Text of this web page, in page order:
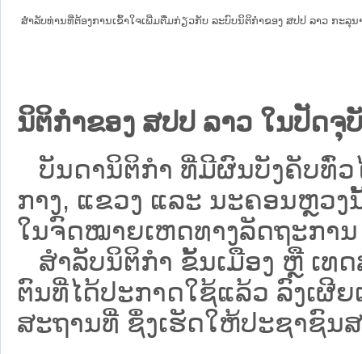
ສໍາລັບທ່ານທີ່ຕ້ອງການເຂົ້າໃຈເພີ່ມຕື່ມກ່ຽວກັບ ລະບົບນິຕິກຳຂອງ ສປປ ລາວ ກະລຸນ
ນິຕິກຳຂອງ ສປປ ລາວ ໃນປັດ
ບັນດານິຕິກໍາ ທີ່ມີຜົນບັງຄັບທົ່
ກາງ, ແຂວງ ແລະ ນະຄອນຫຼວ
ໃນຈົດໝາຍເຫດທາງລັດຖະການ
ສຳລັບນິ​ຕິ​ກຳ ຂັ້ນເມືອງ ຫຼື ເທ
ຕົນທີ່ໄດ້ປະກາດໃຊ້ແລ້ວ ລົງ​ເຜີ
ສະຖານທີ່ ຊຶ່ງເຮັດໃຫ້ປະຊາຊົນສ